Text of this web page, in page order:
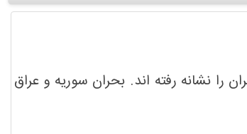
نشانه رفته اند. بحران سوریه و عراق